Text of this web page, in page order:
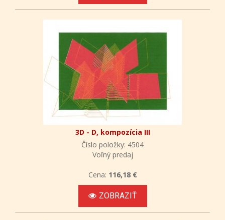
3D - D, kompozícia III
Číslo položky: 4504
Voľný predaj
Cena: 116,18 €
ZOBRAZIŤ